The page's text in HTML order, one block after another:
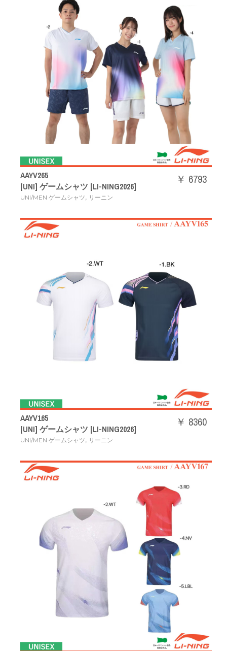
AAYV265
[UNI] ゲームシャツ [LI-NING2026]
UNI/MEN ゲームシャツ, リーニン
￥ 6793
AAYV165
[UNI] ゲームシャツ [LI-NING2026]
UNI/MEN ゲームシャツ, リーニン
￥ 8360